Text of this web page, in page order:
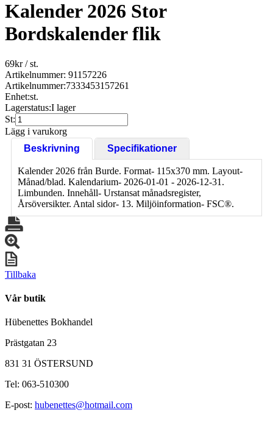
Kalender 2026 Stor
Bordskalender flik
69kr/ st.
Artikelnummer: 91157226
Artikelnummer:7333453157261
Enhet:st.
Lagerstatus:I lager
St:
Lägg i varukorg
Beskrivning
Specifikationer
Kalender 2026 från Burde. Format- 115x370 mm. Layout-
Månad/blad. Kalendarium- 2026-01-01 - 2026-12-31.
Limbunden. Innehåll- Urstansat månadsregister,
Årsöversikter. Antal sidor- 13. Miljöinformation- FSC®.
Tillbaka
Vår butik
Hübenettes Bokhandel
Prästgatan 23
831 31 ÖSTERSUND
Tel: 063-510300
E-post: hubenettes@hotmail.com